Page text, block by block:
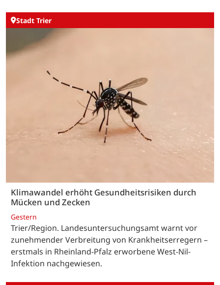
Stadt Trier
Klimawandel erhöht Gesundheitsrisiken durch
Mücken und Zecken
Gestern
Trier/Region. Landesuntersuchungsamt warnt vor
zunehmender Verbreitung von Krankheitserregern –
erstmals in Rheinland-Pfalz erworbene West-Nil-
Infektion nachgewiesen.